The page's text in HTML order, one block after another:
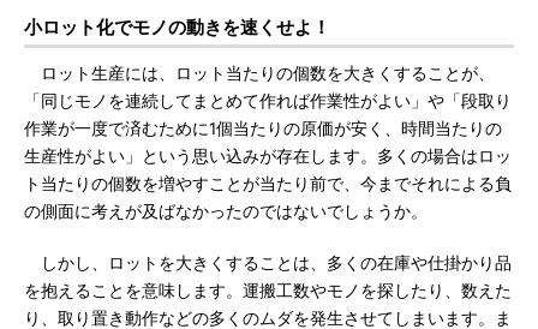
小ロット化でモノの動きを速くせよ！
ロット生産には、ロット当たりの個数を大きくすることが、
「同じモノを連続してまとめて作れば作業性がよい」や「段取り
作業が一度で済むために1個当たりの原価が安く、時間当たりの
生産性がよい」という思い込みが存在します。多くの場合はロッ
ト当たりの個数を増やすことが当たり前で、今までそれによる負
の側面に考えが及ばなかったのではないでしょうか。
しかし、ロットを大きくすることは、多くの在庫や仕掛かり品
を抱えることを意味します。運搬工数やモノを探したり、数えた
り、取り置き動作などの多くのムダを発生させてしまいます。ま